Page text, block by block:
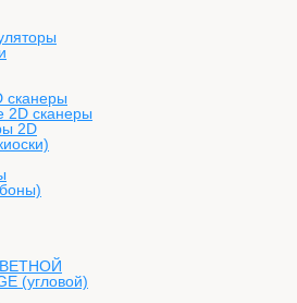
сканеры
2D сканеры
2D
(угловой)